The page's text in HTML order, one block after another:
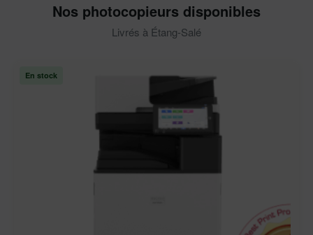
Nos photocopieurs disponibles
Livrés à Étang-Salé
En stock